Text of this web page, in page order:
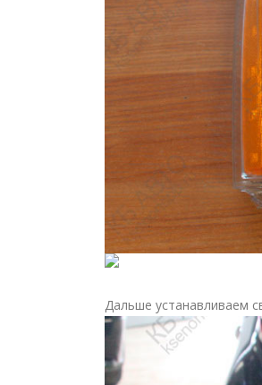
Дальше устанавливаем